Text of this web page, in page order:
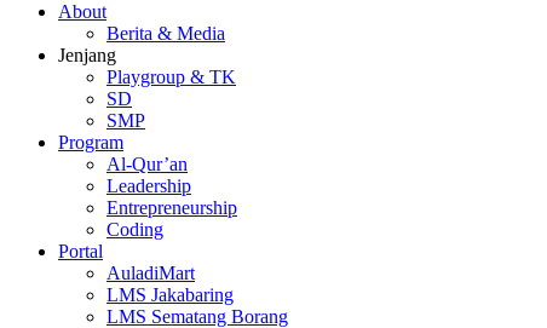
About
Berita & Media
Jenjang
Playgroup & TK
SD
SMP
Program
Al-Qur’an
Leadership
Entrepreneurship
Coding
Portal
AuladiMart
LMS Jakabaring
LMS Sematang Borang